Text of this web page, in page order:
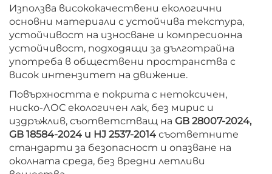
Използва висококачествени екологични
основни материали с устойчива текстура,
устойчивост на износване и компресионна
устойчивост, подходящи за дълготрайна
употреба в обществени пространства с
висок интензитет на движение.
Повърхността е покрита с нетоксичен,
ниско-ЛОС екологичен лак, без мирис и
издръжлив, съответстващ на GB 28007-2024,
GB 18584-2024 и HJ 2537-2014 съответните
стандарти за безопасност и опазване на
околната среда, без вредни летливи